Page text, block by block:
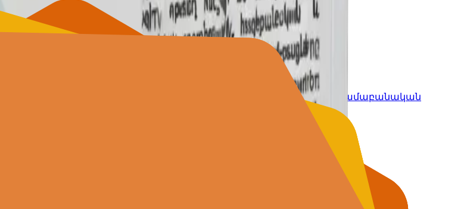
ընթացքում: Այն ունի 4 մակարդակ՝ 5-12 տարեկանների համար: Տրամաբանական
հասկացություն:
ծրագրով: Նախագծված է 7-12 տարեկանների համար: